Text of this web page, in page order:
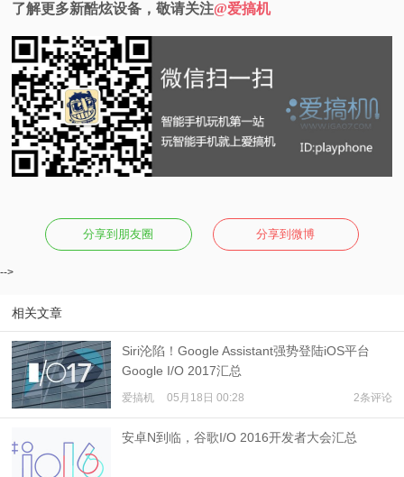
题
了解更多新酷炫设备，敬请关注@爱搞机
分享到朋友圈 分享到微博
-->
相关文章
Siri沦陷！Google Assistant强势登陆iOS平台
Google I/O 2017汇总
爱搞机 05月18日 00:28 2条评论
安卓N到临，谷歌I/O 2016开发者大会汇总